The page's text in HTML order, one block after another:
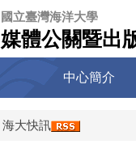
國立臺灣海洋大學
媒體公關暨出
中心簡介
海大快訊